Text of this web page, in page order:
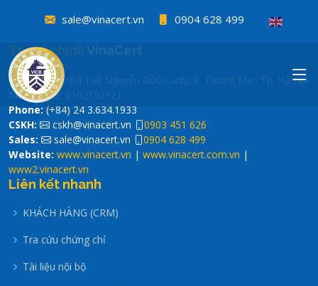
sale@vinacert.vn
0904 628 499
sale@vinacert.vn
Trụ sở chính VinaCert
Tầng 4, tòa nhà 130 Nguyễn Đức Cảnh, P. Tương Mai, Tp. Hà Nội
Mã số thuế: 0102152121
Phone: (+84) 24 3.634.1933
CSKH:
cskh@vinacert.vn
0903 451 626
Sales:
sale@vinacert.vn
0904 628 499
Website: www.vinacert.vn | www.vinacert.com.vn |
www2.vinacert.vn
Liên kết nhanh
KHÁCH HÀNG (CRM)
Tra cứu chứng chỉ
Tài liệu nội bộ